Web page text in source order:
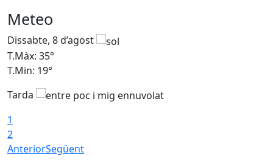
Meteo
Dissabte, 8 d’agost
T.Màx: 35°
T.Min: 19°
Tarda
1
2
AnteriorSegüent